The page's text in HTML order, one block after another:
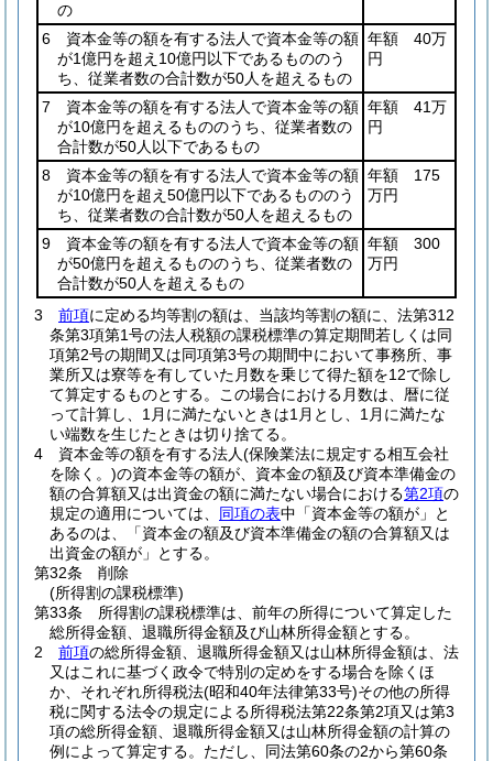
の
6 資本金等の額を有する法人で資本金等の額
が1億円を超え10億円以下であるもののう
ち、従業者数の合計数が50人を超えるもの
年額 40万
円
7 資本金等の額を有する法人で資本金等の額
が10億円を超えるもののうち、従業者数の
合計数が50人以下であるもの
年額 41万
円
8 資本金等の額を有する法人で資本金等の額
が10億円を超え50億円以下であるもののう
ち、従業者数の合計数が50人を超えるもの
年額 175
万円
9 資本金等の額を有する法人で資本金等の額
が50億円を超えるもののうち、従業者数の
合計数が50人を超えるもの
年額 300
万円
3 前項に定める均等割の額は、当該均等割の額に、法第312
条第3項第1号の法人税額の課税標準の算定期間若しくは同
項第2号の期間又は同項第3号の期間中において事務所、事
業所又は寮等を有していた月数を乗じて得た額を12で除し
て算定するものとする。
この場合における月数は、暦に従
って計算し、1月に満たないときは1月とし、1月に満たな
い端数を生じたときは切り捨てる。
4
資本金等の額を有する法人(保険業法に規定する相互会社
を除く。)の資本金等の額が、資本金の額及び資本準備金の
額の合算額又は出資金の額に満たない場合における第2項の
規定の適用については、 同項の表中「資本金等の額が」と
あるのは、「資本金の額及び資本準備金の額の合算額又は
出資金の額が」とする。
第32条
削除
(所得割の課税標準)
第33条
所得割の課税標準は、前年の所得について算定した
総所得金額、退職所得金額及び山林所得金額とする。
2
前項の総所得金額、退職所得金額又は山林所得金額は、法
又はこれに基づく政令で特別の定めをする場合を除くほ
か、それぞれ所得税法(昭和40年法律第33号)その他の所得
税に関する法令の規定による所得税法第22条第2項又は第3
項の総所得金額、退職所得金額又は山林所得金額の計算の
例によって算定する。 ただし、同法第60条の2から第60条